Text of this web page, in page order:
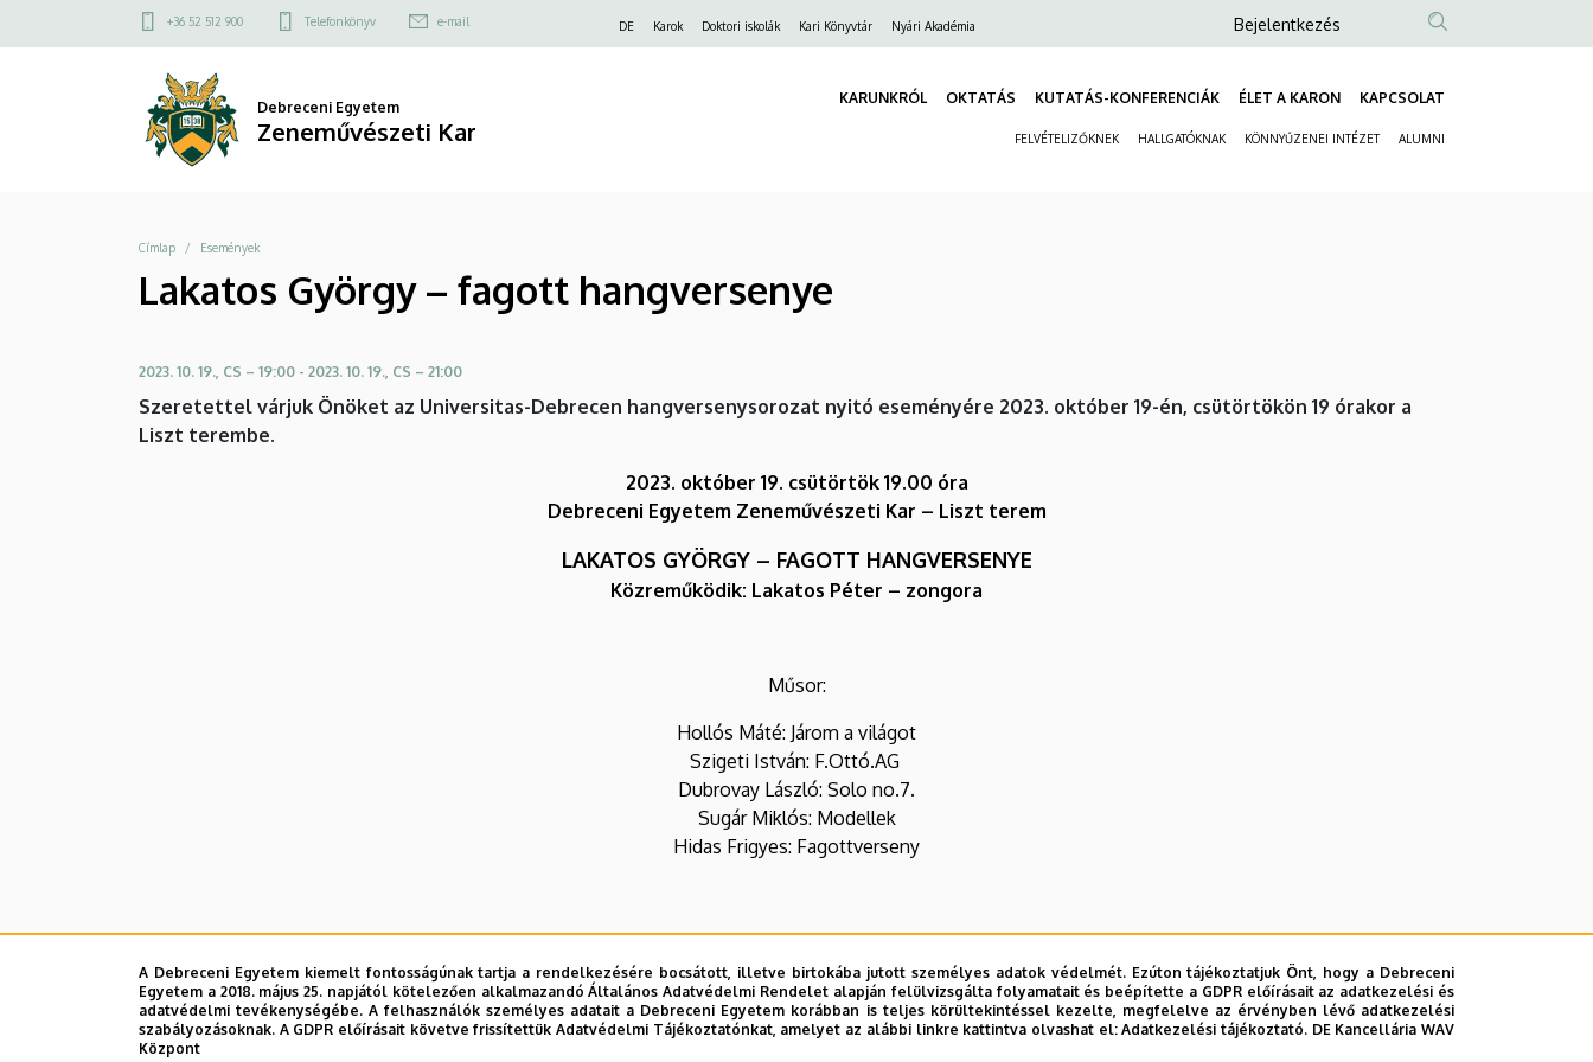
Zeneművészeti
a
Felső
menü
+36 52 512 900 Telefonkönyv e-mail
Felső
DE Karok Doktori iskolák Kari Könyvtár Nyári Akadémia
Anonim
fiók
menüje
Bejelentkezés
Debreceni Egyetem
Zeneművészeti Kar
KARUNKRÓL OKTATÁS KUTATÁS-KONFERENCIÁK ÉLET A KARON KAPCSOLAT
FELVÉTELIZŐKNEK HALLGATÓKNAK KÖNNYŰZENEI INTÉZET ALUMNI
Morzsa
Címlap Események
Lakatos György – fagott hangversenye
2023. 10. 19., CS – 19:00 - 2023. 10. 19., CS – 21:00
Szeretettel várjuk Önöket az Universitas-Debrecen hangversenysorozat nyitó eseményére 2023. október 19-én, csütörtökön 19 órakor a
Liszt terembe.
2023. október 19. csütörtök 19.00 óra
Debreceni Egyetem Zeneművészeti Kar – Liszt terem
LAKATOS GYÖRGY – FAGOTT HANGVERSENYE
Közreműködik: Lakatos Péter – zongora
Műsor:
Hollós Máté: Járom a világot
Szigeti István: F.Ottó.AG
Dubrovay László: Solo no.7.
Sugár Miklós: Modellek
Hidas Frigyes: Fagottverseny
Jegyár: 2.500 Ft, diák- és nyugdíjas belépő: 1.500 Ft
Jegyek a koncert napján 8.00-16.00 óra között a Debreceni Egyetem Zeneművészeti Kar Művészeti Menedzser Irodájában,
valamint 18.30-tól a helyszínen válthatók.
Universitas-Debrecen hangversenybérlet ára: 8.000 Ft,
A Debreceni Egyetem kiemelt fontosságúnak tartja a rendelkezésére bocsátott, illetve birtokába jutott személyes adatok védelmét. Ezúton tájékoztatjuk Önt, hogy a Debreceni
Egyetem a 2018. május 25. napjától kötelezően alkalmazandó Általános Adatvédelmi Rendelet alapján felülvizsgálta folyamatait és beépítette a GDPR előírásait az adatkezelési és
adatvédelmi tevékenységébe. A felhasználók személyes adatait a Debreceni Egyetem korábban is teljes körültekintéssel kezelte, megfelelve az érvényben lévő adatkezelési
szabályozásoknak. A GDPR előírásait követve frissítettük Adatvédelmi Tájékoztatónkat, amelyet az alábbi linkre kattintva olvashat el:Adatkezelési tájékoztató. DE Kancellária WAV
Központ